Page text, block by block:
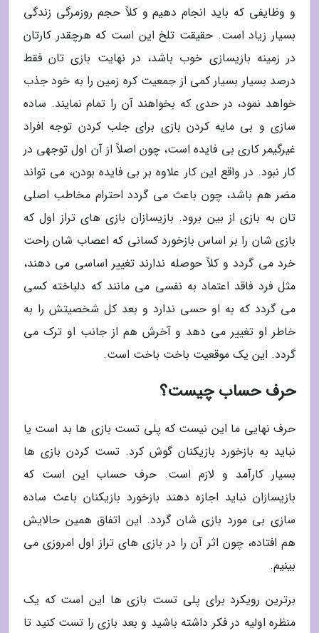
و وظایفی که باید انجام دهیم و کلاً حجم روزمرگی زندگی
بسیار زیاد است. حقیقت تلخ این است که هرچقدر کارتان
در زمینه بازیسازی خوب باشد، در نهایت بازی تان فقط
درصد بسیار بسیار کمی از جمعیت کره زمین را به خود جذب
خواهد نمود، در حدی که بخواهند آن را تمام نمایند. ساده
سازی و بی مایه کردن بازی برای جلب کردن توجه افراد
غیرگیمر کاری بی فایده است، چون اصلاً از آن اول توجهی در
کار نبود. در واقع این کار علاوه بر بی فایده بودن، می تواند
مضر هم باشد، چون باعث می گردد احترام مخاطب اصلی
تان به بازی از بین برود. بازیسازان بازی های تراز اول که
بازی شان را بر اساس بازخورد کسانی که اعصاب شان راحت
خرد می گردد و کلاً حوصله ندارند تغییر اساسی می دهند،
مثل فرد فاقد اعتماد به نفسی می مانند که دلباخته کسی
می گردد که به او حسی ندارد و بعد کل شخصیتش را به
خاطر او تغییر می دهد و آخرش هم از جانب او ترک می
گردد. این یک موقعیت باخت باخت است.
حرف حساب چیست؟
حرف نهایی ما این نیست که پلی تست بازی ها بد است یا
نباید به بازخورد بازیکنان گوش کرد. تست کردن بازی ها
بسیار کارآمد و لازم است. حرف حساب این است که
بازیسازان نباید اجازه دهند بازخورد بازیکنان باعث ساده
سازی بی مورد بازی شان گردد. این اتفاق همین حالایش
هم افتاده، چون اثر آن را در بازی های تراز اول امروزی می
بینیم.
برترین رویکرد برای پلی تست بازی ها این است که یک
منظره اولیه در فکر داشته باشید و بعد بازی را تست کنید تا